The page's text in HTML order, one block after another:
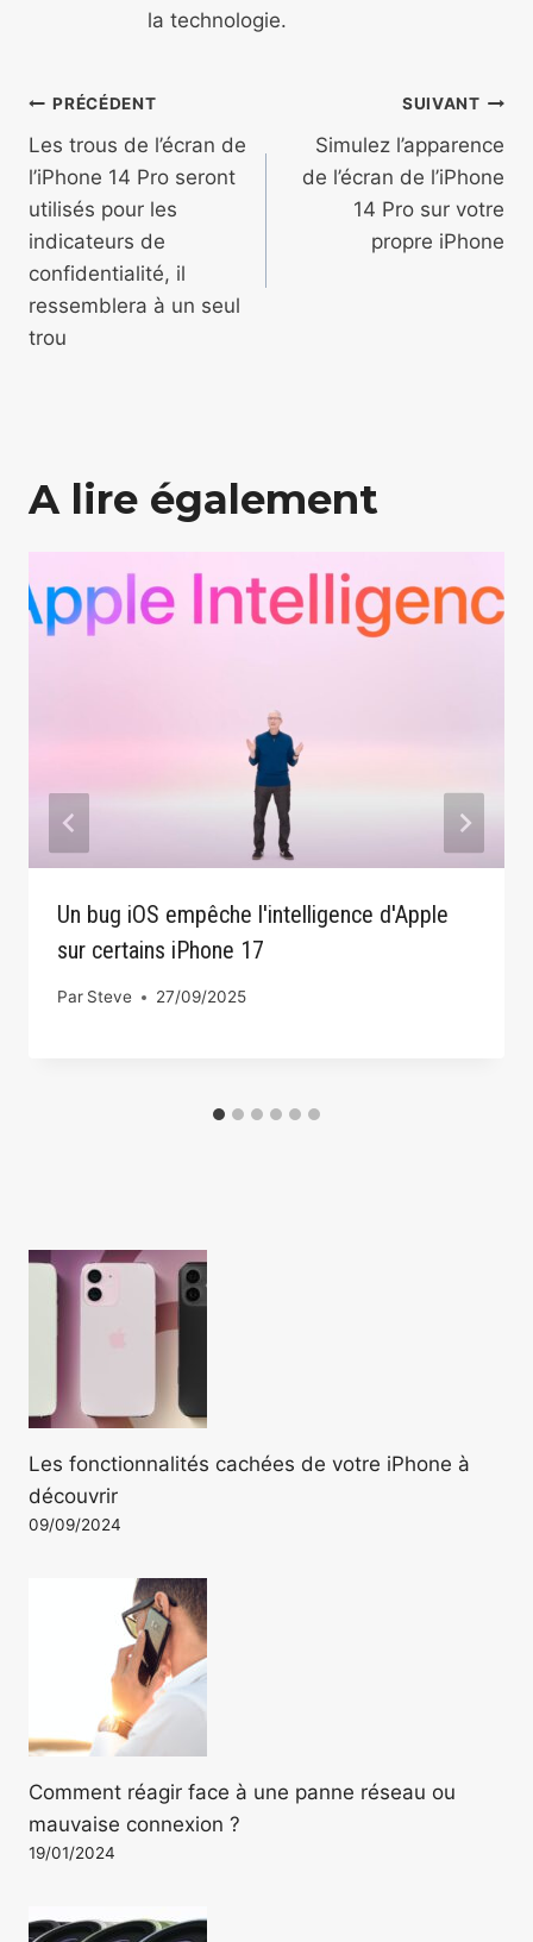
la technologie.
Navigation
de
l’article
PRÉCÉDENT
Les trous de l’écran de
l’iPhone 14 Pro seront
utilisés pour les
indicateurs de
confidentialité, il
ressemblera à un seul
trou
SUIVANT
Simulez l’apparence
de l’écran de l’iPhone
14 Pro sur votre
propre iPhone
A lire également
Un bug iOS empêche l'intelligence d'Apple
sur certains iPhone 17
Par Steve 27/09/2025
Les fonctionnalités cachées de votre iPhone à
découvrir
09/09/2024
Comment réagir face à une panne réseau ou
mauvaise connexion ?
19/01/2024